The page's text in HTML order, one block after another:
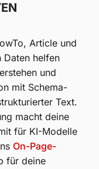
Article und
Daten helfen
und
mit Schema-
Text.
macht deine
für KI-Modelle
On-Page-
für deine